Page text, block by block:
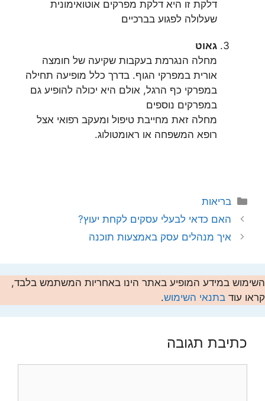
דלקת זו היא דלקת מפרקים אוטואימונית
שעלולה לפגוע בברכיים
גאוט
מחלה הנגרמת בעקבות שקיעה של חומצה
אורית במפרקי הגוף. בדרך כלל מופיעה תחילה
במפרקי כף הרגל, אולם היא יכולה להופיע גם
במפרקים נוספים
מחלה זאת מחייבת טיפול ומעקב רפואי אצל
רופא המשפחה או ראומטולוג.
קטגוריות
בריאות
האם כדאי לבעלי עסקים לקחת יעוץ?
איך מנהלים עסק באמצעות תוכנה
השימוש במידע המופיע באתר הינו באחריות המשתמש בלבד,
קראו עוד בתנאי השימוש.
כתיבת תגובה